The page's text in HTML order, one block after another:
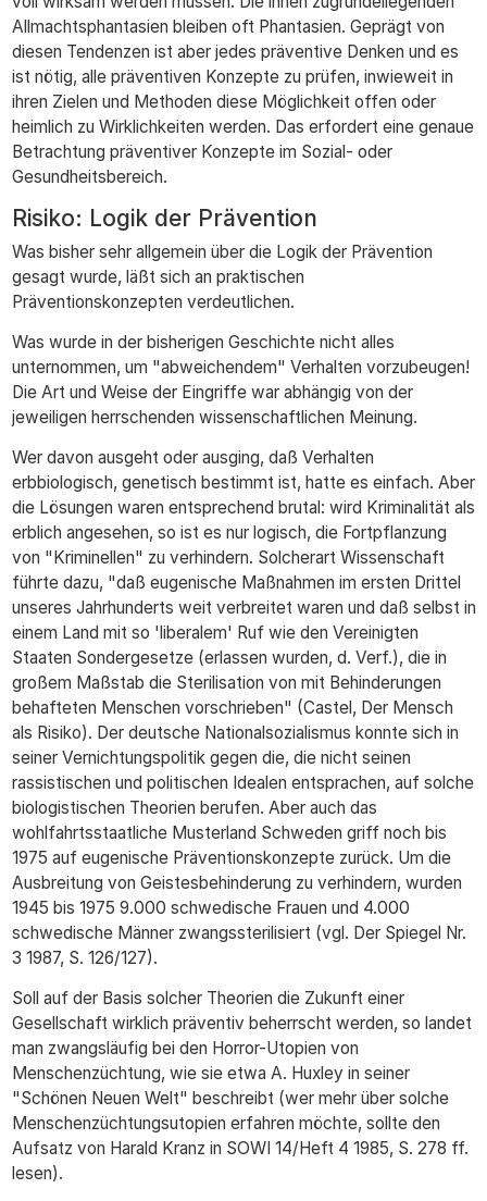
Allmachtsphantasien bleiben oft Phantasien. Geprägt von
diesen Tendenzen ist aber jedes präventive Denken und es
ist nötig, alle präventiven Konzepte zu prüfen, inwieweit in
ihren Zielen und Methoden diese Möglichkeit offen oder
heimlich zu Wirklichkeiten werden. Das erfordert eine genaue
Betrachtung präventiver Konzepte im Sozial- oder
Gesundheitsbereich.
Risiko: Logik der Prävention
Was bisher sehr allgemein über die Logik der Prävention
gesagt wurde, läßt sich an praktischen
Präventionskonzepten verdeutlichen.
Was wurde in der bisherigen Geschichte nicht alles
unternommen, um "abweichendem" Verhalten vorzubeugen!
Die Art und Weise der Eingriffe war abhängig von der
jeweiligen herrschenden wissenschaftlichen Meinung.
Wer davon ausgeht oder ausging, daß Verhalten
erbbiologisch, genetisch bestimmt ist, hatte es einfach. Aber
die Lösungen waren entsprechend brutal: wird Kriminalität als
erblich angesehen, so ist es nur logisch, die Fortpflanzung
von "Kriminellen" zu verhindern. Solcherart Wissenschaft
führte dazu, "daß eugenische Maßnahmen im ersten Drittel
unseres Jahrhunderts weit verbreitet waren und daß selbst in
einem Land mit so 'liberalem' Ruf wie den Vereinigten
Staaten Sondergesetze (erlassen wurden, d. Verf.), die in
großem Maßstab die Sterilisation von mit Behinderungen
behafteten Menschen vorschrieben" (Castel, Der Mensch
als Risiko). Der deutsche Nationalsozialismus konnte sich in
seiner Vernichtungspolitik gegen die, die nicht seinen
rassistischen und politischen Idealen entsprachen, auf solche
biologistischen Theorien berufen. Aber auch das
wohlfahrtsstaatliche Musterland Schweden griff noch bis
1975 auf eugenische Präventionskonzepte zurück. Um die
Ausbreitung von Geistesbehinderung zu verhindern, wurden
1945 bis 1975 9.000 schwedische Frauen und 4.000
schwedische Männer zwangssterilisiert (vgl. Der Spiegel Nr.
3 1987, S. 126/127).
Soll auf der Basis solcher Theorien die Zukunft einer
Gesellschaft wirklich präventiv beherrscht werden, so landet
man zwangsläufig bei den Horror-Utopien von
Menschenzüchtung, wie sie etwa A. Huxley in seiner
"Schönen Neuen Welt" beschreibt (wer mehr über solche
Menschenzüchtungsutopien erfahren möchte, sollte den
Aufsatz von Harald Kranz in SOWI 14/Heft 4 1985, S. 278 ff.
lesen).